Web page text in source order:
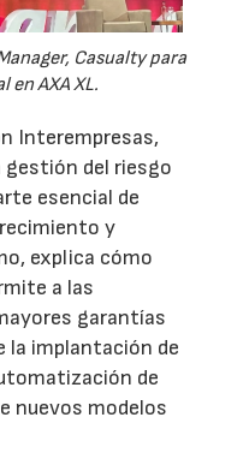
Casualty para
en AXA XL.
Interempresas,
gestión del riesgo
esencial de
y
explica cómo
a las
garantías
la implantación de
de
nuevos modelos